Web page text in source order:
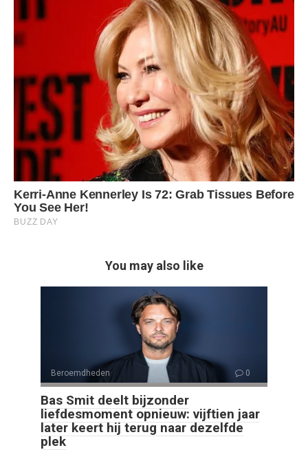
You may also like
Beroemdheden 0
Bas Smit deelt bijzonder
liefdesmoment opnieuw: vijftien jaar
later keert hij terug naar dezelfde
plek